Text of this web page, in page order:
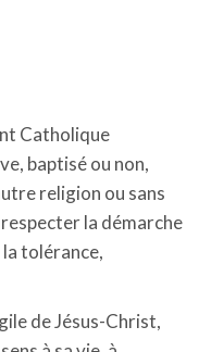
Catholique
baptisé ou non,
religion ou sans
la démarche
la tolérance,
de Jésus-Christ,